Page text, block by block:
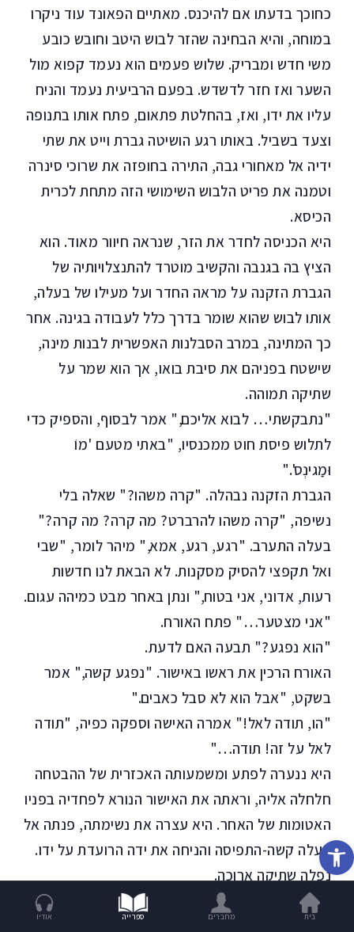
פתח סרגל נגישות
כחוכך בדעתו אם להיכנס. מאתיים הפאונד עוד ניקרו
במוחה, והיא הבחינה שהזר לבוש היטב וחובש כובע
משי חדש ומבריק. שלוש פעמים הוא נעמד קפוא מול
השער ואז חזר לדשדש. בפעם הרביעית נעמד והניח
עליו את ידו, ואז, בהחלטת פתאום, פתח אותו בתנופה
וצעד בשביל. באותו רגע הושיטה גברת וייט את שתי
ידיה אל מאחורי גבה, התירה בחופזה את שרוכי סינרה
וטמנה את פריט הלבוש השימושי הזה מתחת לכרית
הכיסא.
היא הכניסה לחדר את הזר, שנראה חיוור מאוד. הוא
הציץ בה בגנבה והקשיב מוטרד להתנצלויותיה של
הגברת הזקנה על מראה החדר ועל מעילו של בעלה,
אותו לבוש שהוא שומר בדרך כלל לעבודה בגינה. אחר
כך המתינה, במרב הסבלנות האפשרית לבנות מינה,
שישטח בפניהם את סיבת בואו, אך הוא שמר על
שתיקה תמוהה.
"נתבקשתי… לבוא אליכם," אמר לבסוף, והספיק כדי
לתלוש פיסת חוט ממכנסיו, "באתי מטעם 'מוֹ
וּמַגינְס'."
הגברת הזקנה נבהלה. "קרה משהו?" שאלה בלי
נשיפה, "קרה משהו להרברט? מה קרה? מה קרה?"
בעלה התערב. "רגע, רגע, אמא," מיהר לומר, "שבי
ואל תקפצי להסיק מסקנות. לא הבאת לנו חדשות
רעות, אדוני, אני בטוח," ונתן באחר מבט כמיהה עגום.
"אני מצטער…" פתח האורח.
"הוא נפגע?" תבעה האם לדעת.
האורח הרכין את ראשו באישור. "נפגע קשה," אמר
בשקט, "אבל הוא לא סבל כאבים."
"הו, תודה לאל!" אמרה האישה וספקה כפיה, "תודה
לאל על זה! תודה…"
היא ננערה לפתע ומשמעותה האכזרית של ההבטחה
חלחלה אליה, וראתה את האישור הנורא לפחדיה בפניו
האטומות של האחר. היא עצרה את נשימתה, פנתה אל
בעלה קשה-התפיסה והניחה את ידה הרועדת על ידו.
נפלה שתיקה ארוכה.
"הוא נתפס במכונה," אמר האורח לבסוף בקול נמוך.
הוא התיישב ובהה בחלון, נטל את ידיה של אשתו בידו
בית מחברים ספרייה אודיו